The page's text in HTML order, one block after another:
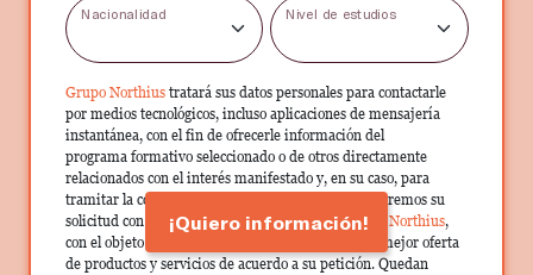
Nacionalidad Nivel de estudios
Grupo Northius tratará sus datos personales para contactarle
por medios tecnológicos, incluso aplicaciones de mensajería
instantánea, con el fin de ofrecerle información del
programa formativo seleccionado o de otros directamente
relacionados con el interés manifestado y, en su caso, para
tramitar la contratación correspondiente. Compartiremos su
solicitud con las empresas que conforman elGrupo Northius,
con el objeto de que estas puedan hacerle llegar la mejor oferta
de productos y servicios de acuerdo a su petición. Quedan
¡Quiero información!